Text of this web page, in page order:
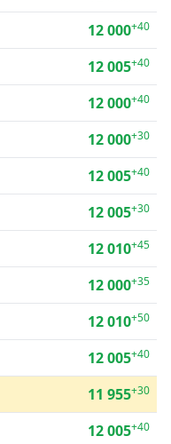
12 000+40
12 005+40
12 000+40
12 000+30
12 005+40
12 005+30
12 010+45
12 000+35
12 010+50
12 005+40
11 955+30
12 005+40